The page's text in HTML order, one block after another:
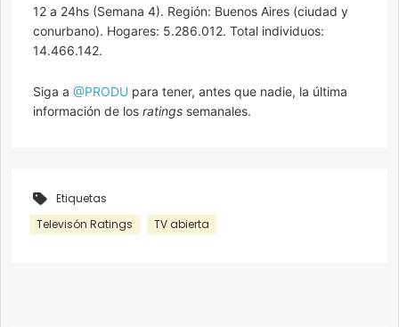
12 a 24hs (Semana 4). Región: Buenos Aires (ciudad y
conurbano). Hogares: 5.286.012. Total individuos:
14.466.142.
Siga a @PRODU para tener, antes que nadie, la última
información de los ratings semanales.
Etiquetas
Televisón Ratings
TV abierta